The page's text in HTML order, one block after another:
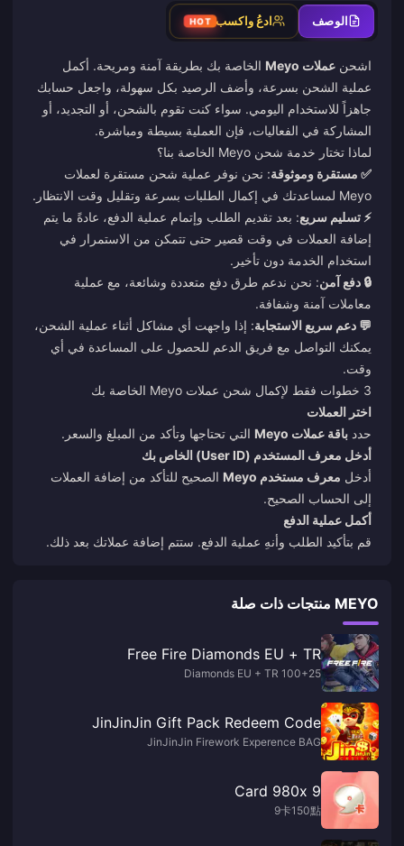
الوصف ادعُ واكسب HOT
اشحن عملات Meyo
الخاصة بك بطريقة آمنة ومريحة. أكمل
عملية الشحن بسرعة، وأضف الرصيد بكل سهولة، واجعل حسابك
جاهزاً للاستخدام اليومي. سواء كنت تقوم بالشحن، أو التجديد، أو
المشاركة في الفعاليات، فإن العملية بسيطة ومباشرة.
لماذا تختار خدمة شحن Meyo الخاصة بنا؟
✅ مستقرة وموثوقة: نحن نوفر عملية شحن مستقرة لعملات
Meyo لمساعدتك في إكمال الطلبات بسرعة وتقليل وقت الانتظار.
⚡ تسليم سريع: بعد تقديم الطلب وإتمام عملية الدفع، عادةً ما يتم
إضافة العملات في وقت قصير حتى تتمكن من الاستمرار في
استخدام الخدمة دون تأخير.
🔒 دفع آمن: نحن ندعم طرق دفع متعددة وشائعة، مع عملية
معاملات آمنة وشفافة.
💬 دعم سريع الاستجابة: إذا واجهت أي مشاكل أثناء عملية الشحن،
يمكنك التواصل مع فريق الدعم للحصول على المساعدة في أي
وقت.
3 خطوات فقط لإكمال شحن عملات Meyo الخاصة بك
اختر العملات
حدد باقة عملات Meyo
التي تحتاجها وتأكد من المبلغ والسعر.
أدخل معرف المستخدم (User ID) الخاص بك
أدخل معرف مستخدم Meyo
الصحيح للتأكد من إضافة العملات
إلى الحساب الصحيح.
أكمل عملية الدفع
قم بتأكيد الطلب وأنهِ عملية الدفع. ستتم إضافة عملاتك بعد ذلك.
MEYO منتجات ذات صلة
Free Fire Diamonds EU + TR
100+25 Diamonds EU + TR
JinJinJin Gift Pack Redeem Code
JinJinJin Firework Experence BAG
9 Card 980x
9卡150點